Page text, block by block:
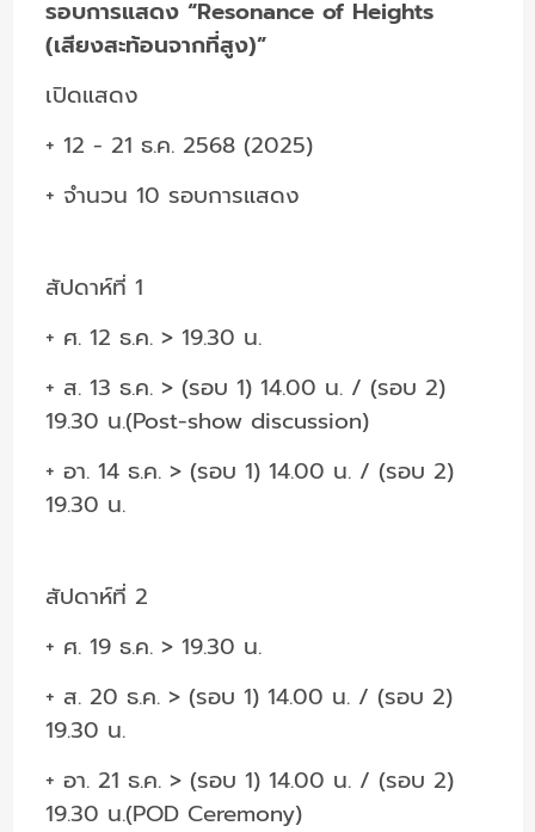
รอบการแสดง “Resonance of Heights
(เสียงสะท้อนจากที่สูง)”
เปิดแสดง
+ 12 - 21 ธ.ค. 2568 (2025)
+ จำนวน 10 รอบการแสดง
สัปดาห์ที่ 1
+ ศ. 12 ธ.ค. > 19.30 น.
+ ส. 13 ธ.ค. > (รอบ 1) 14.00 น. / (รอบ 2)
19.30 น.(Post-show discussion)
+ อา. 14 ธ.ค. > (รอบ 1) 14.00 น. / (รอบ 2)
19.30 น.
สัปดาห์ที่ 2
+ ศ. 19 ธ.ค. > 19.30 น.
+ ส. 20 ธ.ค. > (รอบ 1) 14.00 น. / (รอบ 2)
19.30 น.
+ อา. 21 ธ.ค. > (รอบ 1) 14.00 น. / (รอบ 2)
19.30 น.(POD Ceremony)